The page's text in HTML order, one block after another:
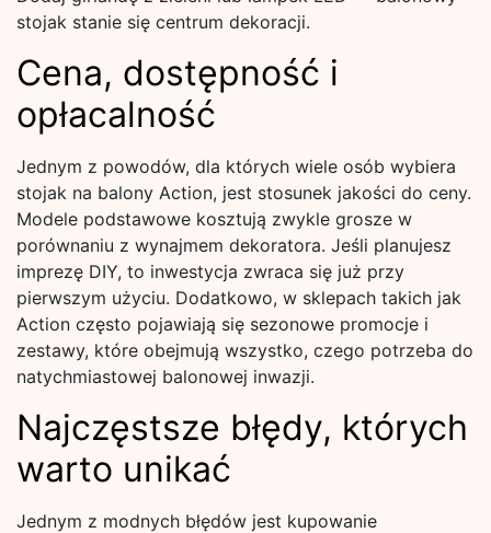
stojak stanie się centrum dekoracji.
Cena, dostępność i
opłacalność
Jednym z powodów, dla których wiele osób wybiera
stojak na balony Action, jest stosunek jakości do ceny.
Modele podstawowe kosztują zwykle grosze w
porównaniu z wynajmem dekoratora. Jeśli planujesz
imprezę DIY, to inwestycja zwraca się już przy
pierwszym użyciu. Dodatkowo, w sklepach takich jak
Action często pojawiają się sezonowe promocje i
zestawy, które obejmują wszystko, czego potrzeba do
natychmiastowej balonowej inwazji.
Najczęstsze błędy, których
warto unikać
Jednym z modnych błędów jest kupowanie